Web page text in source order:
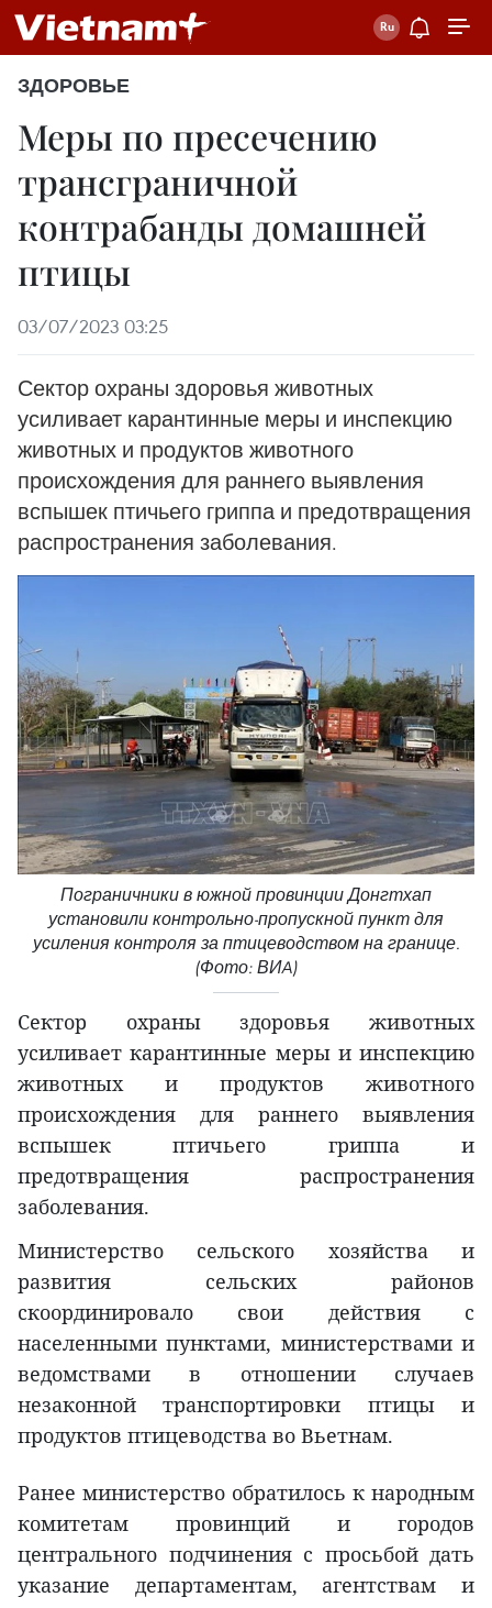
ЗДОРОВЬЕ
Меры по пресечению
трансграничной
контрабанды домашней
птицы
03/07/2023 03:25
Сектор охраны здоровья животных
усиливает карантинные меры и инспекцию
животных и продуктов животного
происхождения для раннего выявления
вспышек птичьего гриппа и предотвращения
распространения заболевания.
Пограничники в южной провинции Донгтхап
установили контрольно-пропускной пункт для
усиления контроля за птицеводством на границе.
(Фото: ВИA)
Сектор охраны здоровья животных
усиливает карантинные меры и инспекцию
животных и продуктов животного
происхождения для раннего выявления
вспышек птичьего гриппа и
предотвращения распространения
заболевания.
Министерство сельского хозяйства и
развития сельских районов
скоординировало свои действия с
населенными пунктами, министерствами и
ведомствами в отношении случаев
незаконной транспортировки птицы и
продуктов птицеводства во Вьетнам.
Ранее министерство обратилось к народным
комитетам провинций и городов
центрального подчинения с просьбой дать
указание департаментам, агентствам и